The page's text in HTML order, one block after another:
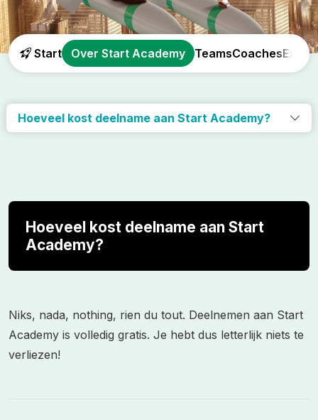
Start Over Start Academy TeamsCoaches
Hoeveel kost deelname aan Start Academy?
Hoeveel kost deelname aan Start
Academy?
Niks, nada, nothing, rien du tout. Deelnemen aan Start
Academy is volledig gratis. Je hebt dus letterlijk niets te
verliezen!